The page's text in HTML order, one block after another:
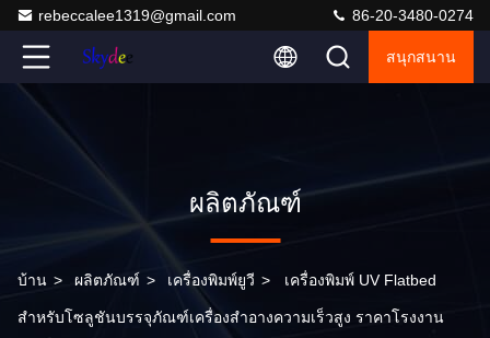
rebeccalee1319@gmail.com 86-20-3480-0274
สนุกสนาน
ผลิตภัณฑ์
บ้าน > ผลิตภัณฑ์ > เครื่องพิมพ์ยูวี > เครื่องพิมพ์ UV Flatbed
สำหรับโซลูชันบรรจุภัณฑ์เครื่องสำอางความเร็วสูง ราคาโรงงาน